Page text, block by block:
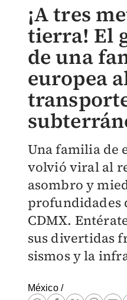
¡A tres
tierra! El
de una
europea
Una familia de
volvió viral al
asombro y
profundidades
CDMX.
sus divertidas
sismos y la
México/